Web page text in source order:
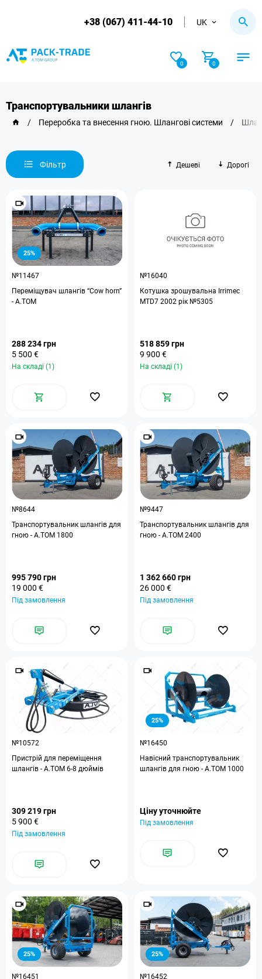
+38 (067) 411-44-10 UK
0 0
Транспортувальники шлангів
/ Переробка та внесення гною. Шлангові системи /
Фільтр Дешеві Дорогі
25%
№11467
Переміщувач шлангів “Cow horn”
- А.ТОМ
288 234 грн
5 500 €
На складі (1)
№16040
Котушка зрошувальна Irrimec
MTD7 2002 рік №5305
518 859 грн
9 900 €
На складі (1)
№8644
Транспортувальник шлангів для
гною - A.TOM 1800
995 790 грн
19 000 €
Під замовлення
№9447
Транспортувальник шлангів для
гною - A.TOM 2400
1 362 660 грн
26 000 €
Під замовлення
№10572
Пристрій для переміщення
шлангів - А.ТОМ 6-8 дюймів
309 219 грн
5 900 €
Під замовлення
25%
№16450
Навісний транспортувальник
шлангів для гною - А.ТОМ 1000
Ціну уточнюйте
Під замовлення
25%
№16451
25%
№16452